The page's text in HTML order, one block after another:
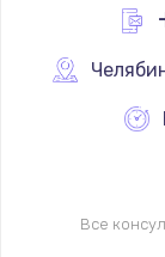
Все